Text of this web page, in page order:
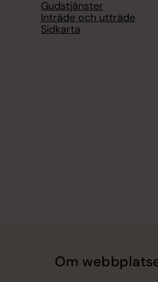
Gudstjänster
Inträde och utträde
Sidkarta
Om